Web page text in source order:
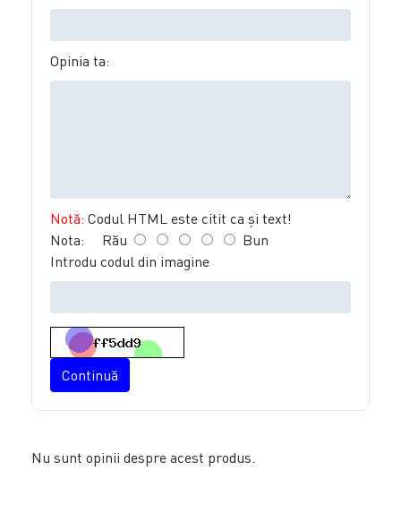
Opinia ta:
Notă: Codul HTML este citit ca şi text!
Nota: Rău
Bun
Introdu codul din imagine
Continuă
Nu sunt opinii despre acest produs.